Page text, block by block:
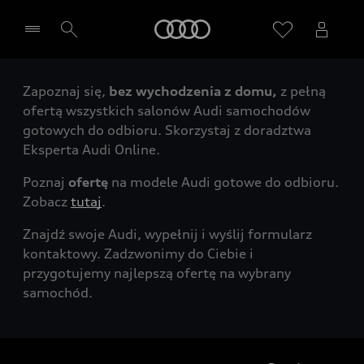
Wybierz Twojego Partnera Audi
Zapoznaj się, bez wychodzenia z domu, z pełną
ofertą wszystkich salonów Audi samochodów
gotowych do odbioru. Skorzystaj z doradztwa
Eksperta Audi Online.
Poznaj ofertę na modele Audi gotowe do odbioru.
Zobacz tutaj.
Znajdź swoje Audi, wypełnij i wyślij formularz
kontaktowy. Zadzwonimy do Ciebie i
przygotujemy najlepszą ofertę na wybrany
samochód.